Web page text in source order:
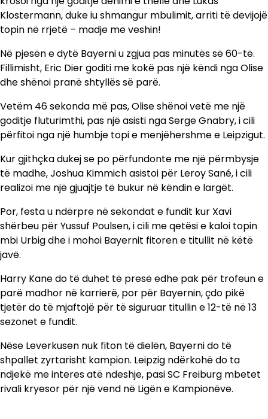
Klostermann, duke iu shmangur mbulimit, arriti të devijojë
topin në rrjetë – madje me veshin!
Në pjesën e dytë Bayerni u zgjua pas minutës së 60-të.
Fillimisht, Eric Dier goditi me kokë pas një këndi nga Olise
dhe shënoi pranë shtyllës së parë.
Vetëm 46 sekonda më pas, Olise shënoi vetë me një
goditje fluturimthi, pas një asisti nga Serge Gnabry, i cili
përfitoi nga një humbje topi e menjëhershme e Leipzigut.
Kur gjithçka dukej se po përfundonte me një përmbysje
të madhe, Joshua Kimmich asistoi për Leroy Sané, i cili
realizoi me një gjuajtje të bukur në këndin e largët.
Por, festa u ndërpre në sekondat e fundit kur Xavi
shërbeu për Yussuf Poulsen, i cili me qetësi e kaloi topin
mbi Urbig dhe i mohoi Bayernit fitoren e titullit në këtë
javë.
Harry Kane do të duhet të presë edhe pak për trofeun e
parë madhor në karrierë, por për Bayernin, çdo pikë
tjetër do të mjaftojë për të siguruar titullin e 12-të në 13
sezonet e fundit.
Nëse Leverkusen nuk fiton të dielën, Bayerni do të
shpallet zyrtarisht kampion. Leipzig ndërkohë do ta
ndjekë me interes atë ndeshje, pasi SC Freiburg mbetet
rivali kryesor për një vend në Ligën e Kampionëve.